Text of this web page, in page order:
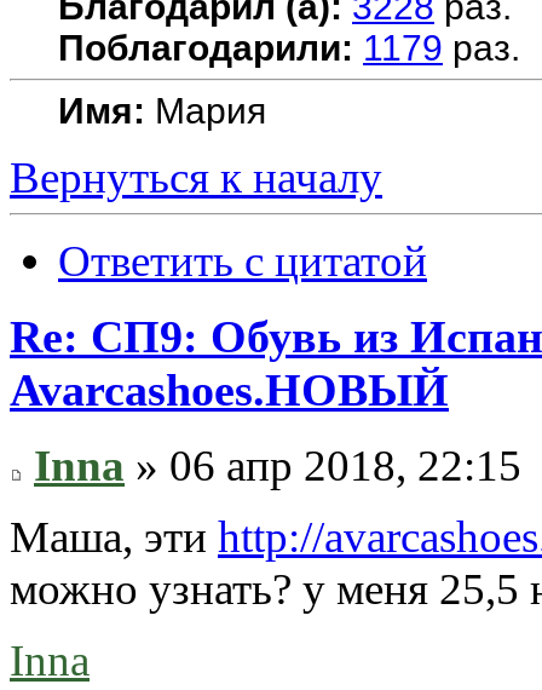
Поблагодарили: 1179 раз.
Имя: Мария
Вернуться к началу
Ответить с цитатой
Re: СП9: Обувь из
Avarcashoes.НОВЫЙ
Inna » 06 апр 2018, 22:15
Маша, эти http://
можно узнать? у меня 25,5
Inna